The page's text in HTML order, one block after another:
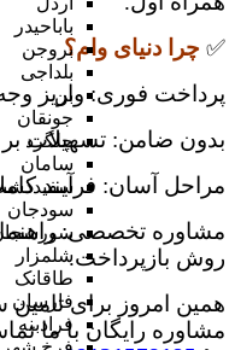
باباحیدر
بروجن
بلداجی
بن
جونقان
چلگرد
سامان
سودجان
شلمزار
طاقانک
فارسان
فرادبنه
✅ چرا دنیای وام؟
پرداخت فوری: واریز
بدون ضامن: تسهیلات
مراحل آسان: فرآیند
مشاوره تخصصی:
روش بازپرداخت.
همین امروز برای تامین
مشاوره رایگان با ما